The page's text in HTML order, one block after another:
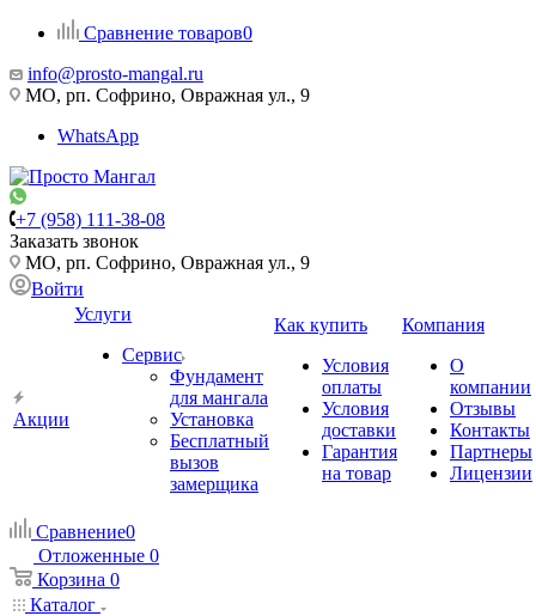
Сравнение товаров0
info@prosto-mangal.ru
МО, рп. Софрино, Овражная ул., 9
WhatsApp
+7 (958) 111-38-08
Заказать звонок
МО, рп. Софрино, Овражная ул., 9
Войти
Акции
Услуги
Сервис
Фундамент
для мангала
Установка
Бесплатный
вызов
замерщика
Как купить
Условия
оплаты
Условия
доставки
Гарантия
на товар
Компания
О
компании
Отзывы
Контакты
Партнеры
Лицензии
Сравнение0
Отложенные 0
Корзина 0
Каталог